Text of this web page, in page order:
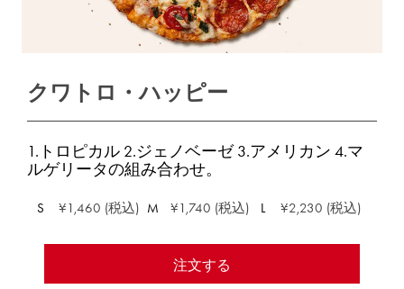
クワトロ・ハッピー
1.トロピカル 2.ジェノベーゼ 3.アメリカン 4.マ
ルゲリータの組み合わせ。
S ¥1,460 (税込) M ¥1,740 (税込) L ¥2,230 (税込)
注文する